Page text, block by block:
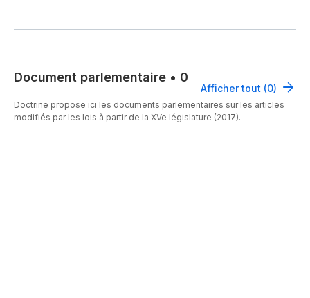
Document parlementaire • 0
Afficher tout (0)
Doctrine propose ici les documents parlementaires sur les articles
modifiés par les lois à partir de la XVe législature (2017).